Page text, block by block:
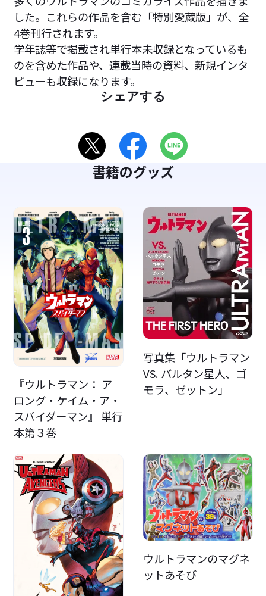
した。これらの作品を含む「特別愛蔵版」が、全
4巻刊行されます。
学年誌等で掲載され単行本未収録となっているも
のを含めた作品や、連載当時の資料、新規インタ
ビューも収録になります。
シェアする
書籍のグッズ
『ウルトラマン： ア
ロング・ケイム・ア・
スパイダーマン』 単行
本第３巻
写真集「ウルトラマン
VS. バルタン星人、ゴ
モラ、ゼットン」
ウルトラマンのマグネ
ットあそび